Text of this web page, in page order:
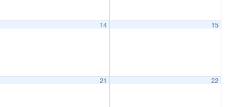
14 15
21 22